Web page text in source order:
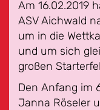
Am 16.02.2019
ASV Aichwald
um in die
und um sich
großen
Den Anfang im
Janna Röseler